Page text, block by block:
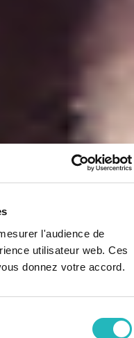
l'audience de
utilisateur web. Ces
donnez votre accord.